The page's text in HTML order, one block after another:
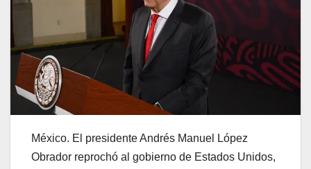
México. El presidente Andrés Manuel López
Obrador reprochó al gobierno de Estados Unidos,